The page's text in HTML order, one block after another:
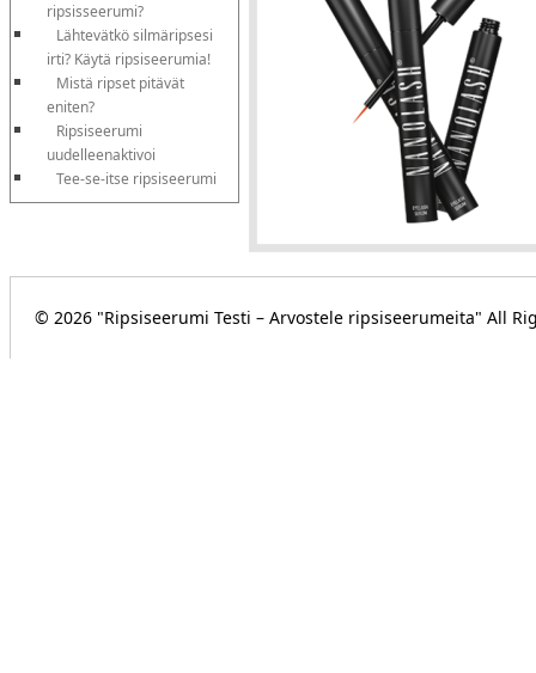
ripsisseerumi?
Lähtevätkö silmäripsesi
irti? Käytä ripsiseerumia!
Mistä ripset pitävät
eniten?
Ripsiseerumi
uudelleenaktivoi
Tee-se-itse ripsiseerumi
© 2026 "Ripsiseerumi Testi – Arvostele ripsiseerumeita" All